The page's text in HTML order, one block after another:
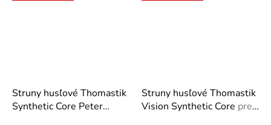
Struny husľové Thomastik
Synthetic Core Peter
Struny husľové Thomastik
Vision Synthetic Core pre